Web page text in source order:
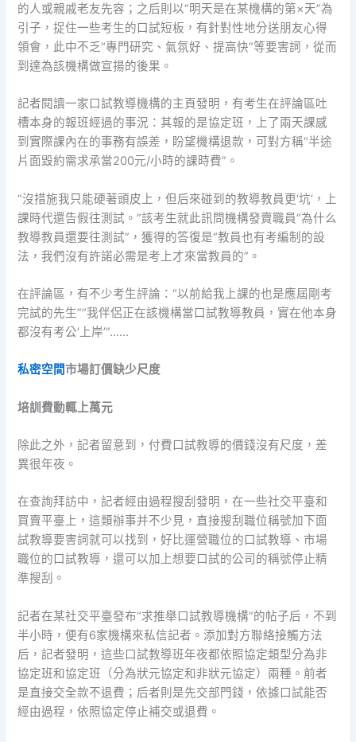
的人或親戚老友先容；之后則以“明天是在某機構的第×天”為
引子，捉住一些考生的口試短板，有針對性地分送朋友心得
領會，此中不乏“專門研究、氣氛好、提高快”等要害詞，從而
到達為該機構做宣揚的後果。
記者閱讀一家口試教導機構的主頁發明，有考生在評論區吐
槽本身的報班經過的事況：其報的是協定班，上了兩天課感
到實際課內在的事務有誤差，盼望機構退款，可對方稱“半途
片面毀約需求承當200元/小時的課時費”。
“沒措施我只能硬著頭皮上，但后來碰到的教導教員更‘坑’，上
課時代還告假往測試。”該考生就此訊問機構發賣職員“為什么
教導教員還要往測試”，獲得的答復是“教員也有考編制的設
法，我們沒有許諾必需是考上才來當教員的”。
在評論區，有不少考生評論：“以前給我上課的也是應屆剛考
完試的先生”“我伴侶正在該機構當口試教導教員，實在他本身
都沒有考公‘上岸’”……
私密空間市場訂價缺少尺度
培訓費動輒上萬元
除此之外，記者留意到，付費口試教導的價錢沒有尺度，差
異很年夜。
在查詢拜訪中，記者經由過程搜刮發明，在一些社交平臺和
買賣平臺上，這類辦事并不少見，直接搜刮職位稱號加下面
試教導要害詞就可以找到，好比運營職位的口試教導、市場
職位的口試教導，還可以加上想要口試的公司的稱號停止精
準搜刮。
記者在某社交平臺發布“求推舉口試教導機構”的帖子后，不到
半小時，便有6家機構來私信記者。添加對方聯絡接觸方法
后，記者發明，這些口試教導班年夜都依照協定類型分為非
協定班和協定班（分為狀元協定和非狀元協定）兩種。前者
是直接交全款不退費；后者則是先交部門錢，依據口試能否
經由過程，依照協定停止補交或退費。